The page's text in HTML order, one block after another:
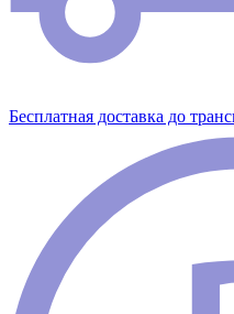
Бесплатная доставка до